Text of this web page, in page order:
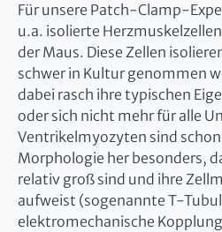
Für unsere Patch-Clamp-
u.a. isolierte
der Maus. Diese Zellen
schwer in Kultur genommen
dabei rasch ihre typischen
oder sich nicht mehr für alle
Ventrikelmyozyten sind
Morphologie her besonders,
relativ groß sind und ihre
aufweist (sogenannte T-
elektromechanische